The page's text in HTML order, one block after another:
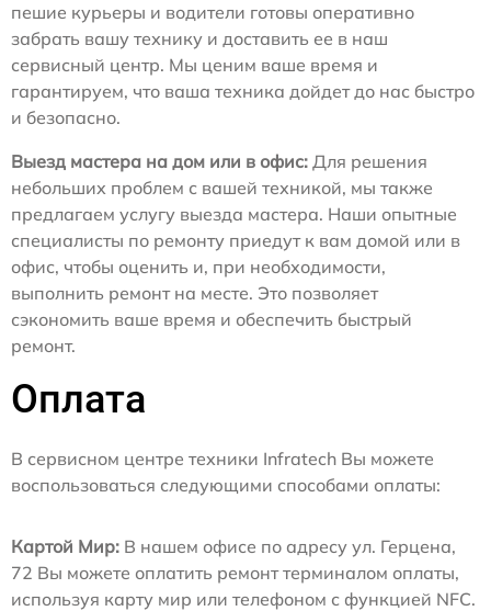
пешие курьеры и водители готовы оперативно
забрать вашу технику и доставить ее в наш
сервисный центр. Мы ценим ваше время и
гарантируем, что ваша техника дойдет до нас быстро
и безопасно.
Выезд мастера на дом или в офис: Для решения
небольших проблем с вашей техникой, мы также
предлагаем услугу выезда мастера. Наши опытные
специалисты по ремонту приедут к вам домой или в
офис, чтобы оценить и, при необходимости,
выполнить ремонт на месте. Это позволяет
сэкономить ваше время и обеспечить быстрый
ремонт.
Оплата
В сервисном центре техники Infratech Вы можете
воспользоваться следующими способами оплаты:
Картой Мир: В нашем офисе по адресу ул. Герцена,
72 Вы можете оплатить ремонт терминалом оплаты,
используя карту мир или телефоном с функцией NFC.